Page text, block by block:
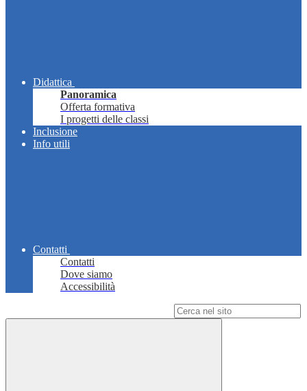
Didattica
Panoramica
Offerta formativa
I progetti delle classi
Inclusione
Info utili
Contatti
Contatti
Dove siamo
Accessibilità